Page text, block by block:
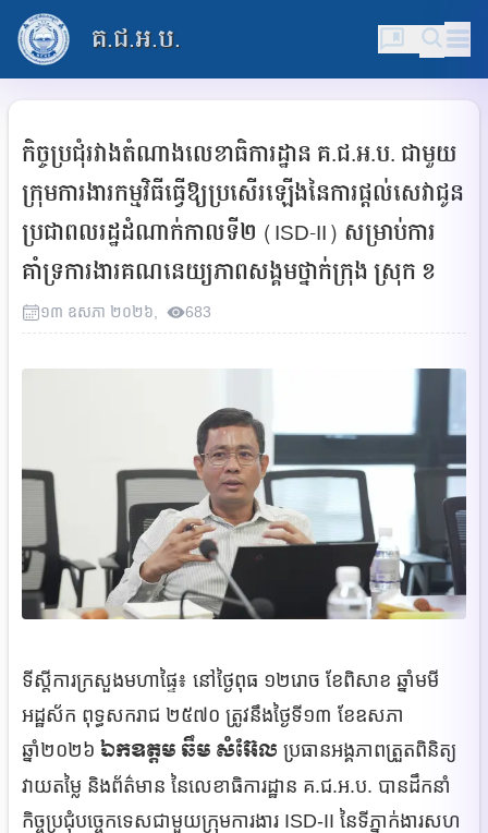
គ.ជ.អ.ប.
កិច្ចប្រជុំរវាងតំណាងលេខាធិការដ្ឋាន គ.ជ.អ.ប. ជាមួយ
ក្រុមការងារកម្មវិធីធ្វើឱ្យប្រសើរឡើងនៃការផ្ដល់សេវាជូន
ប្រជាពលរដ្ឋដំណាក់កាលទី២ (ISD-II) សម្រាប់ការ
គាំទ្រការងារគណនេយ្យភាពសង្គមថ្នាក់ក្រុង ស្រុក ខ
១៣ ឧសភា ២០២៦ 683
ទីស្តីការក្រសួងមហាផ្ទៃ៖ នៅថ្ងៃពុធ ១២រោច ខែពិសាខ ឆ្នាំមមី
អដ្ឋស័ក ពុទ្ធសករាជ ២៥៧០ ត្រូវនឹងថ្ងៃទី១៣ ខែឧសភា
ឆ្នាំ២០២៦ ឯកឧត្តម ឆឹម សំអ៊ែល ប្រធានអង្គភាពត្រួតពិនិត្យ
វាយតម្លៃ និងព័ត៌មាន នៃលេខាធិការដ្ឋាន គ.ជ.អ.ប. បានដឹកនាំ
កិច្ចប្រជុំបច្ចេកទេសជាមួយក្រុមការងារ​ ISD-II នៃទីភ្នាក់ងារសហ